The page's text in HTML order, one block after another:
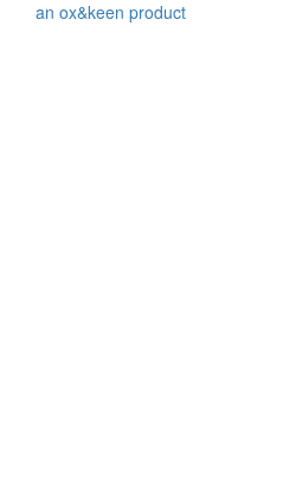
an ox&keen product